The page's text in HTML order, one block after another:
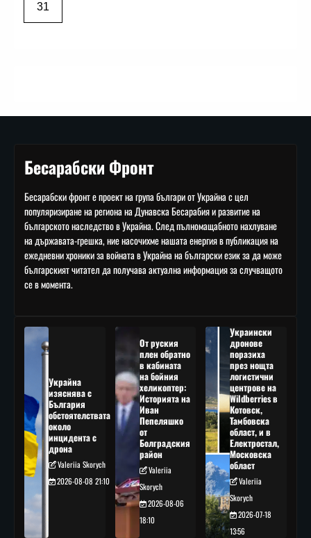
31
Бесарабски Фронт
Бесарабски фронт е проект на група българи от Украйна с цел
популяризиране на региона на Дунавска Бесарабия и развитие на
българското наследство в Украйна. След пълномащабното нахлуване
на държавата-грешка, ние насочихме нашата енергия в публикация на
ежедневни хроники за войната в Украйна на български език за да може
българският читател да получава актуална информация за случващото
се в момента.
Украйна
изяснява с
България
обстоятелствата
около
инцидента с
дрона
Valeriia Skorych
2026-08-08 21:10
От руския
плен обратно
в кабината
на бойния
хеликоптер:
Историята на
Иван
Пепеляшко
от
Болградския
район
Valeriia
Skorych
2026-08-06
18:10
Украински
дронове
поразиха
през нощта
логистични
центрове на
Wildberries в
Котовск,
Тамбовска
област, и в
Електростал,
Московска
област
Valeriia
Skorych
2026-07-18
13:56